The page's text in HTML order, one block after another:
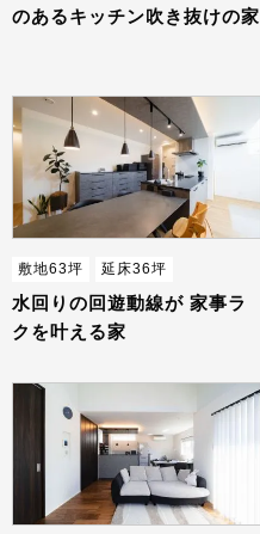
のあるキッチン吹き抜けの家
敷地63坪 延床36坪
水回りの回遊動線が 家事ラ
クを叶える家